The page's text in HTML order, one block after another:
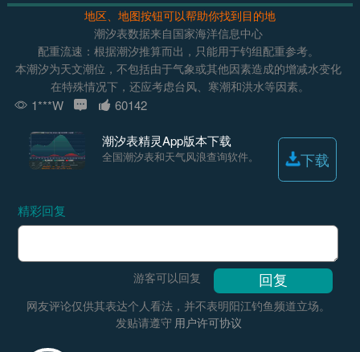
地区、地图按钮可以帮助你找到目的地
潮汐表数据来自国家海洋信息中心
配重流速：根据潮汐推算而出，只能用于钓组配重参考。
本潮汐为天文潮位，不包括由于气象或其他因素造成的增减水变化
在特殊情况下，还应考虑台风、寒潮和洪水等因素。
1***W 60142
潮汐表精灵App版本下载
全国潮汐表和天气风浪查询软件。 下载
精彩回复
游客可以回复
网友评论仅供其表达个人看法，并不表明阳江钓鱼频道立场。
发贴请遵守 用户许可协议